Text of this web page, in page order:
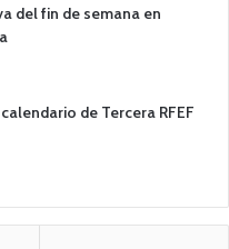
del fin de semana en
de Tercera RFEF